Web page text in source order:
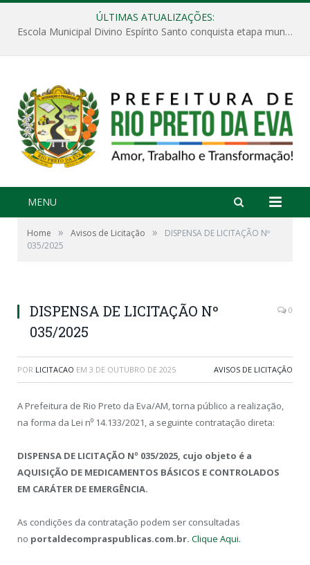
ÚLTIMAS ATUALIZAÇÕES:
Escola Municipal Divino Espírito Santo conquista etapa municipal da V Feira Amazonense de Matemática
MENU
Home » Avisos de Licitação »
DISPENSA DE LICITAÇÃO Nº
035/2025
DISPENSA DE LICITAÇÃO Nº
035/2025
0
POR LICITACAO EM 3 DE OUTUBRO DE 2025 AVISOS DE LICITAÇÃO
A Prefeitura de Rio Preto da Eva/AM, torna público a realização,
na forma da Lei n⁰ 14.133/2021, a seguinte contratação direta:
DISPENSA DE LICITAÇÃO Nº 035/2025, cujo objeto é a
AQUISIÇÃO DE MEDICAMENTOS BÁSICOS E CONTROLADOS
EM CARÁTER DE EMERGÊNCIA.
As condições da contratação podem ser consultadas
no portaldecompraspublicas.com.br. Clique Aqui.